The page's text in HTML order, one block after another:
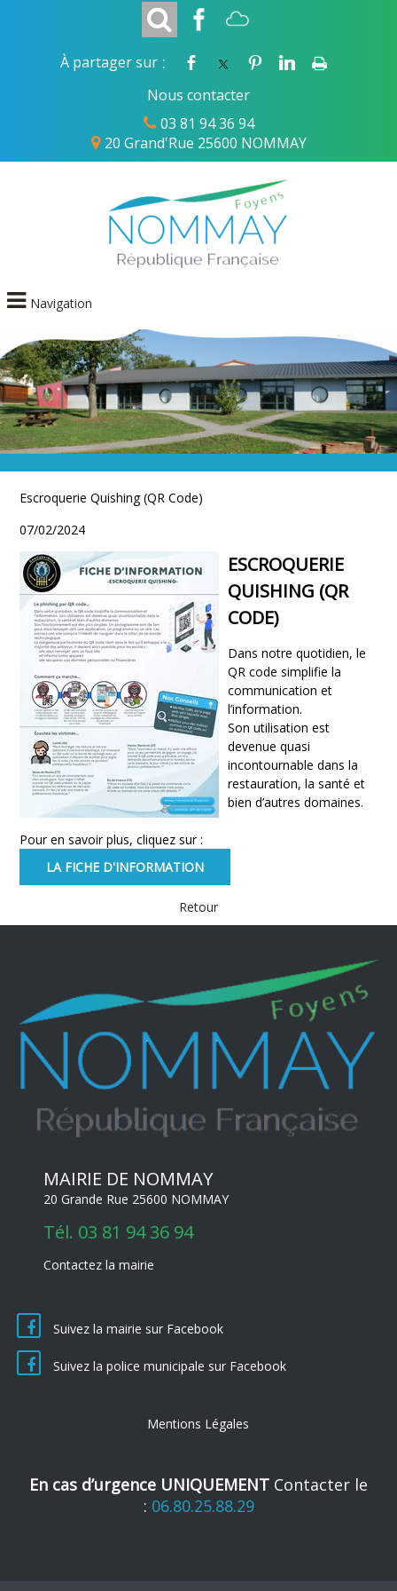
20 Grand'Rue 25600 NOMMAY
03 81 94 36 94
Nous contacter
À partager sur :
Navigation
Escroquerie Quishing (QR Code)
07/02/2024
ESCROQUERIE
QUISHING (QR
CODE)
Dans notre quotidien, le
QR code simplifie la
communication et
l’information.
Son utilisation est
devenue quasi
incontournable dans la
restauration, la santé et
bien d’autres domaines.
Pour en savoir plus, cliquez sur :
LA FICHE D'INFORMATION
Retour
MAIRIE DE NOMMAY
20 Grande Rue 25600 NOMMAY
Tél. 03 81 94 36 94
Contactez la mairie
Suivez la mairie sur Facebook
Suivez la police municipale sur Facebook
Mentions Légales
En cas d’urgence UNIQUEMENT Contacter le
: 06.80.25.88.29